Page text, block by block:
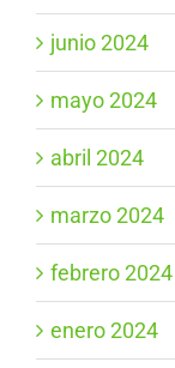
junio 2024
mayo 2024
abril 2024
marzo 2024
febrero 2024
enero 2024